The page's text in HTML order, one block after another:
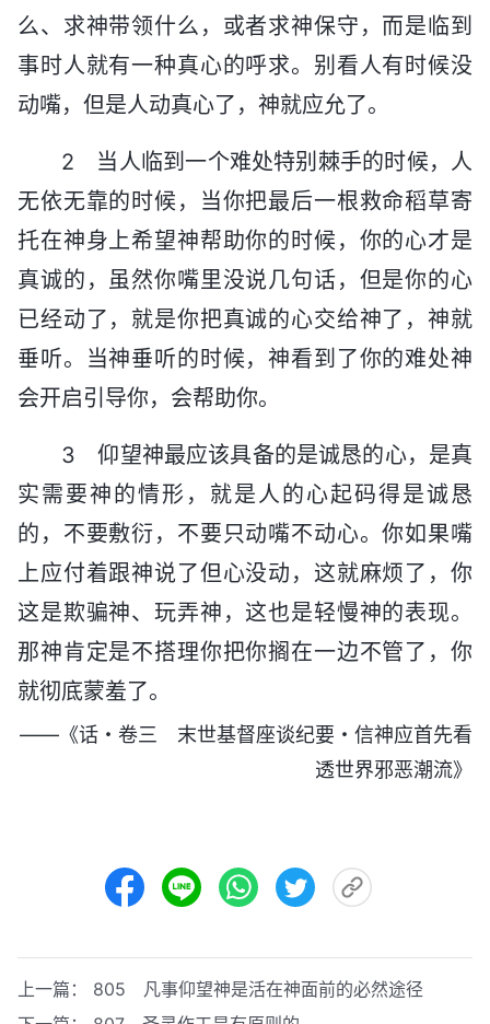
么、求神带领什么，或者求神保守，而是临到
事时人就有一种真心的呼求。别看人有时候没
动嘴，但是人动真心了，神就应允了。
2 当人临到一个难处特别棘手的时候，人
无依无靠的时候，当你把最后一根救命稻草寄
托在神身上希望神帮助你的时候，你的心才是
真诚的，虽然你嘴里没说几句话，但是你的心
已经动了，就是你把真诚的心交给神了，神就
垂听。当神垂听的时候，神看到了你的难处神
会开启引导你，会帮助你。
3 仰望神最应该具备的是诚恳的心，是真
实需要神的情形，就是人的心起码得是诚恳
的，不要敷衍，不要只动嘴不动心。你如果嘴
上应付着跟神说了但心没动，这就麻烦了，你
这是欺骗神、玩弄神，这也是轻慢神的表现。
那神肯定是不搭理你把你搁在一边不管了，你
就彻底蒙羞了。
——《话・卷三 末世基督座谈纪要・信神应首先看
透世界邪恶潮流》
上一篇： 805 凡事仰望神是活在神面前的必然途径